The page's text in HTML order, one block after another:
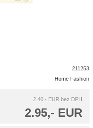
211253
Home Fashion
2.40,- EUR bez DPH
2.95,- EUR